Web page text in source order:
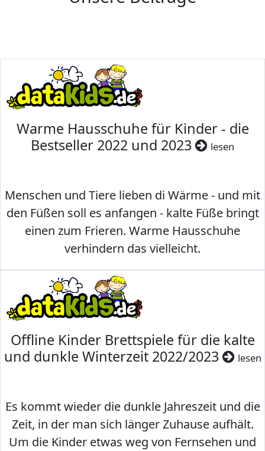
Warme Hausschuhe für Kinder - die
Bestseller 2022 und 2023
lesen
Menschen und Tiere lieben di Wärme - und mit
den Füßen soll es anfangen - kalte Füße bringt
einen zum Frieren. Warme Hausschuhe
verhindern das vielleicht.
Offline Kinder Brettspiele für die kalte
und dunkle Winterzeit 2022/2023
lesen
Es kommt wieder die dunkle Jahreszeit und die
Zeit, in der man sich länger Zuhause aufhält.
Um die Kinder etwas weg von Fernsehen und